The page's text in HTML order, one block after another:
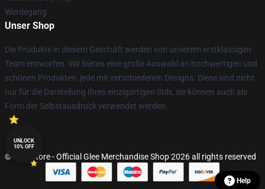
Werdegang
Unser Shop
Die Produkte in diesem Geschäft werden von unserem erstklassigen
Team entworfen. Wir bieten eine große Auswahl an hochwertigen und
schönen Produkten, jede mit verschiedenen Designs. Diese sind nicht
nur für die Darstellung Ihres einzigartigen Stils, sie können auch als
Form der Selbstausdruck verwendet werden.
© Glee Store - Official Glee Merchandise Shop 2026 all rights reserved
Help
UNLOCK
10% OFF